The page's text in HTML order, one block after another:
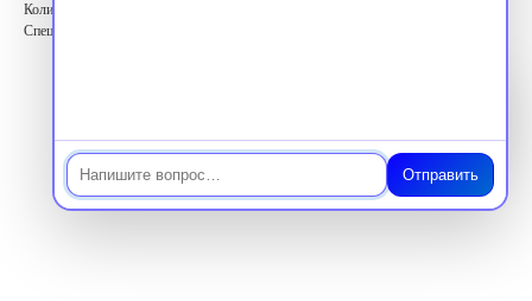
Отправить
Количество баллов: 36 ЗЕТ
Специальность: Ортодонтия